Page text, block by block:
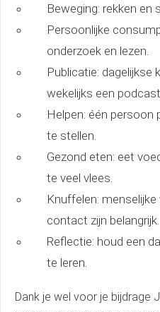
Beweging: rekken en
Persoonlijke
onderzoek en lezen.
Publicatie: dagelijkse
wekelijks een podcast.
Helpen: één persoon
te stellen.
Gezond eten: eet
te veel vlees.
Knuffelen:
contact zijn belangrijk.
Reflectie: houd een
te leren.
Dank je wel voor je bijdrage